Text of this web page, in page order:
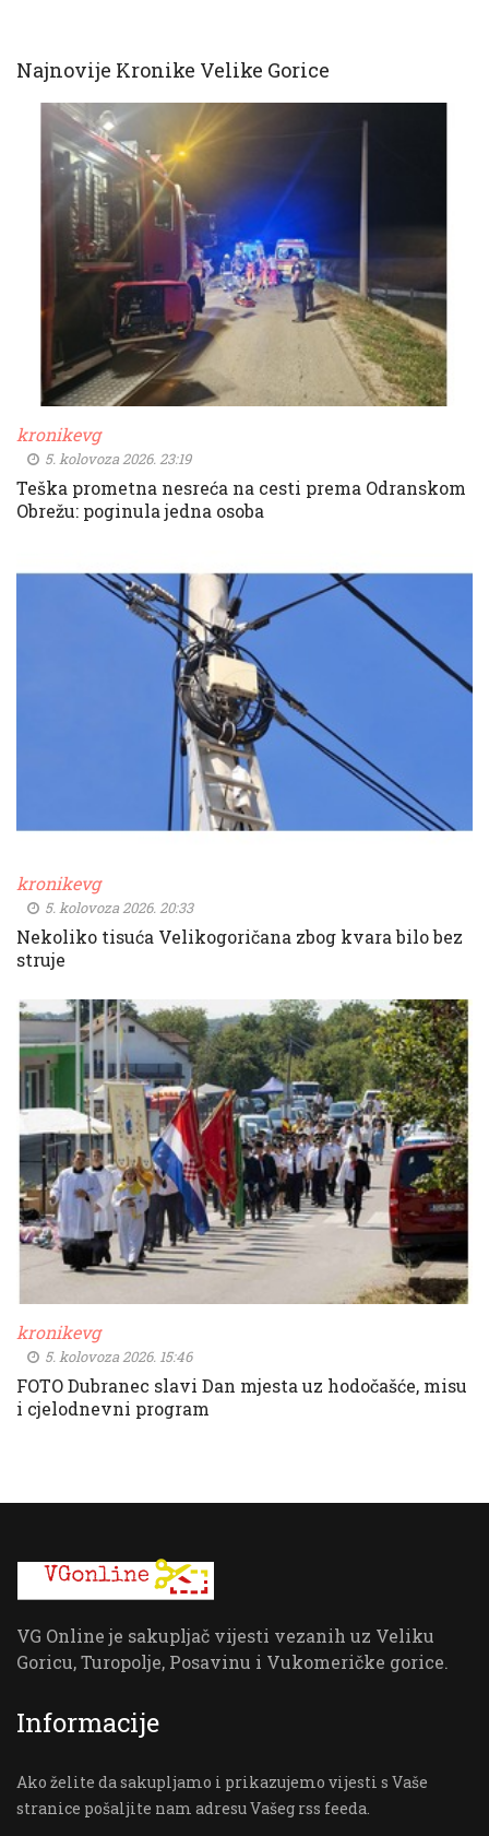
Najnovije Kronike Velike Gorice
kronikevg
5. kolovoza 2026. 23:19
Teška prometna nesreća na cesti prema Odranskom
Obrežu: poginula jedna osoba
kronikevg
5. kolovoza 2026. 20:33
Nekoliko tisuća Velikogoričana zbog kvara bilo bez
struje
kronikevg
5. kolovoza 2026. 15:46
FOTO Dubranec slavi Dan mjesta uz hodočašće, misu
i cjelodnevni program
VG Online je sakupljač vijesti vezanih uz Veliku
Goricu, Turopolje, Posavinu i Vukomeričke gorice.
Informacije
Ako želite da sakupljamo i prikazujemo vijesti s Vaše
stranice pošaljite nam adresu Vašeg rss feeda.